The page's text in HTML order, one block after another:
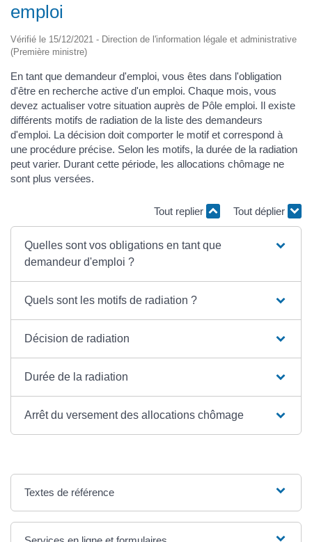
emploi
Vérifié le 15/12/2021 - Direction de l'information légale et administrative
(Première ministre)
En tant que demandeur d'emploi, vous êtes dans l'obligation
d'être en recherche active d'un emploi. Chaque mois, vous
devez actualiser votre situation auprès de Pôle emploi. Il existe
différents motifs de radiation de la liste des demandeurs
d'emploi. La décision doit comporter le motif et correspond à
une procédure précise. Selon les motifs, la durée de la radiation
peut varier. Durant cette période, les allocations chômage ne
sont plus versées.
Tout replier Tout déplier
Quelles sont vos obligations en tant que
demandeur d'emploi ?
Quels sont les motifs de radiation ?
Décision de radiation
Durée de la radiation
Arrêt du versement des allocations chômage
Textes de référence